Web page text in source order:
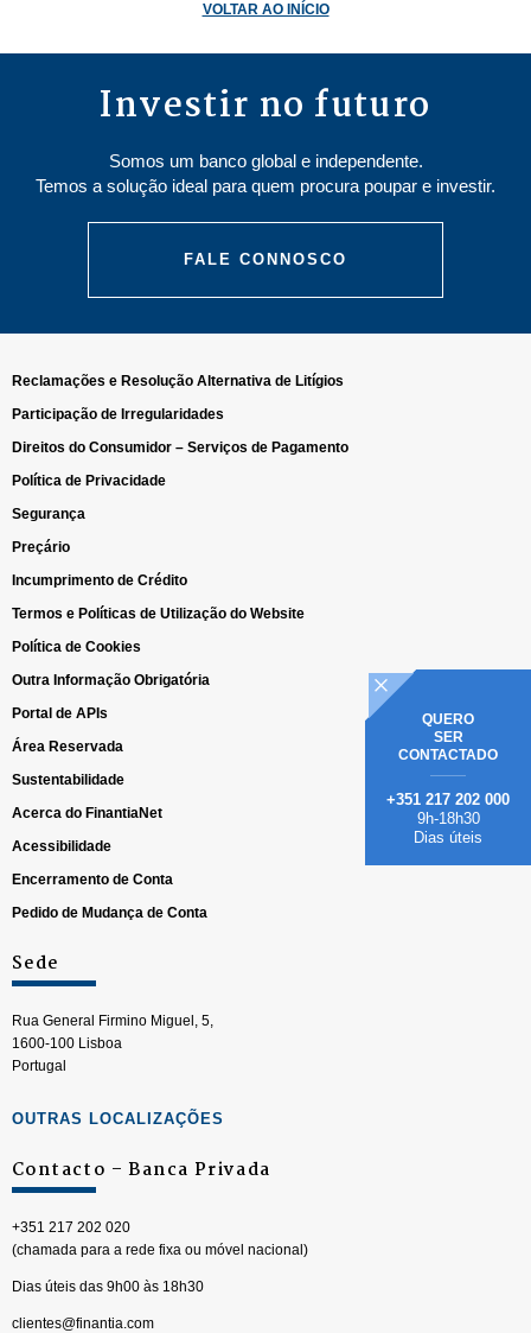
VOLTAR AO INÍCIO
Investir no futuro
Somos um banco global e independente.
Temos a solução ideal para quem procura poupar e investir.
FALE CONNOSCO
QUERO
SER
CONTACTADO
+351 217 202 000
9h-18h30
Dias úteis
Reclamações e Resolução Alternativa de Litígios
Participação de Irregularidades
Direitos do Consumidor – Serviços de Pagamento
Política de Privacidade
Segurança
Preçário
Incumprimento de Crédito
Termos e Políticas de Utilização do Website
Política de Cookies
Outra Informação Obrigatória
Portal de APIs
Área Reservada
Sustentabilidade
Acerca do FinantiaNet
Acessibilidade
Encerramento de Conta
Pedido de Mudança de Conta
Sede
Rua General Firmino Miguel, 5,
1600-100 Lisboa
Portugal
OUTRAS LOCALIZAÇÕES
Contacto – Banca Privada
+351 217 202 020
(chamada para a rede fixa ou móvel nacional)
Dias úteis das 9h00 às 18h30
clientes@finantia.com